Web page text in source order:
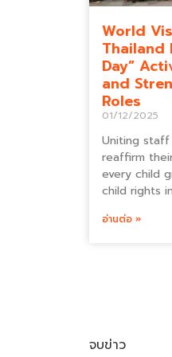
World
Thailand
Day”
and
Roles
01/12/2025
Uniting staff
reaffirm
every child
child rights
อ่านต่อ »
จบข่าว